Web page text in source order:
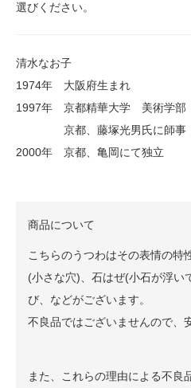
選びください。
清水なお子
1974年 大阪府生まれ
1997年 京都精華大学 美術学
京都、藤塚光男氏に師事
2000年 京都、亀岡にて独立
商品について
こちらのうつわはその表情の特
(小さな穴)、石はぜ(小石が浮い
び、などがございます。
不良品ではございませんので、
また、これらの理由による不良